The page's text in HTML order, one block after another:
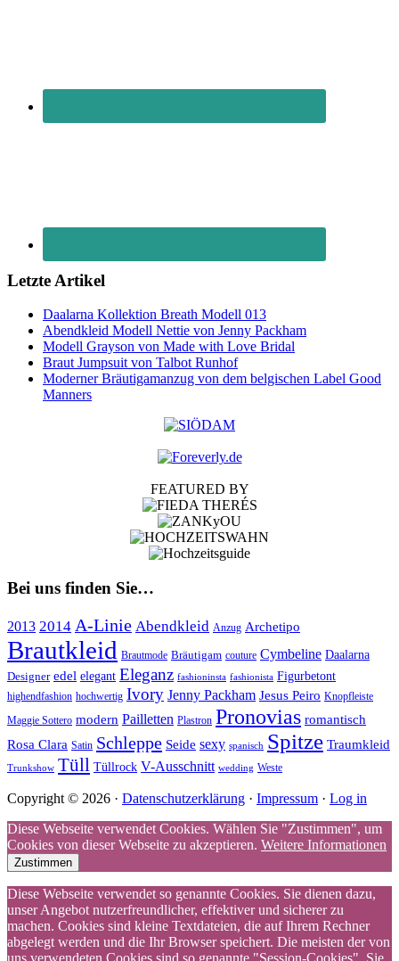
Letzte Artikel
Daalarna Kollektion Breath Modell 013
Abendkleid Modell Nettie von Jenny Packham
Modell Grayson von Made with Love Bridal
Braut Jumpsuit von Talbot Runhof
Moderner Bräutigamanzug von dem belgischen Label Good
Manners
FEATURED BY
Bei uns finden Sie…
2013 2014 A-Linie Abendkleid Anzug Archetipo
Brautkleid Brautmode Bräutigam couture Cymbeline Daalarna
Designer edel elegant Eleganz fashioninsta fashionista Figurbetont
highendfashion hochwertig Ivory Jenny Packham Jesus Peiro Knopfleiste
Maggie Sottero modern Pailletten Plastron Pronovias romantisch
Rosa Clara Satin Schleppe Seide sexy spanisch Spitze Traumkleid
Trunkshow Tüll Tüllrock V-Ausschnitt wedding Weste
Copyright © 2026 · Datenschutzerklärung · Impressum · Log in
Diese Webseite verwendet Cookies. Wählen Sie "Zustimmen", um
Cookies von dieser Webseite zu akzeptieren. Weitere Informationen
Zustimmen
Diese Webseite verwendet so genannte Cookies. Sie dienen dazu,
unser Angebot nutzerfreundlicher, effektiver und sicherer zu
machen. Cookies sind kleine Textdateien, die auf Ihrem Rechner
abgelegt werden und die Ihr Browser speichert. Die meisten der von
uns verwendeten Cookies sind so genannte "Session-Cookies". Sie